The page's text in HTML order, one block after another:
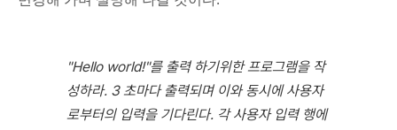
"Hello world!"를 출력 하기위한 프로그램을 작
성하라. 3 초마다 출력되며 이와동시에 사용자
로부터의 입력을 기다린다. 각 사용자 입력 행에